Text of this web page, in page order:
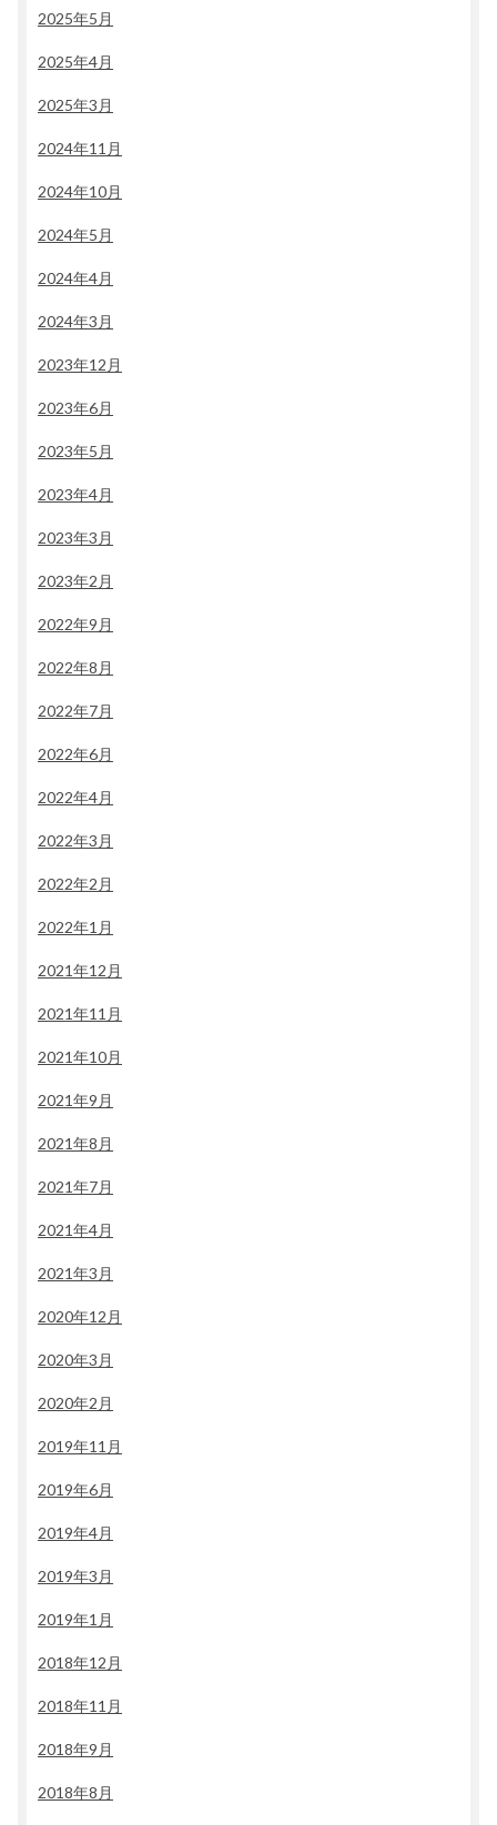
2025年5月
2025年4月
2025年3月
2024年11月
2024年10月
2024年5月
2024年4月
2024年3月
2023年12月
2023年6月
2023年5月
2023年4月
2023年3月
2023年2月
2022年9月
2022年8月
2022年7月
2022年6月
2022年4月
2022年3月
2022年2月
2022年1月
2021年12月
2021年11月
2021年10月
2021年9月
2021年8月
2021年7月
2021年4月
2021年3月
2020年12月
2020年3月
2020年2月
2019年11月
2019年6月
2019年4月
2019年3月
2019年1月
2018年12月
2018年11月
2018年9月
2018年8月